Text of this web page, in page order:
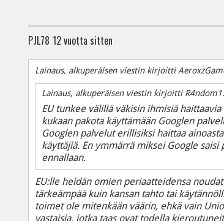
PJL78 12 vuotta sitten
Lainaus, alkuperäisen viestin kirjoitti
Lainaus, alkuperäisen viestin kirjoitti R4ndom1:
EU tunkee välillä väkisin ihmisiä haittaavia
kukaan pakota käyttämään Googlen
Googlen palvelut erillisiksi haittaa
käyttäjiä. En ymmärrä miksei Google saisi
ennallaan.
EU:lle heidän omien periaatteidensa
tärkeämpää kuin kansan tahto tai
toimet ole mitenkään väärin, ehkä vain
vastaisia, jotka taas ovat todella